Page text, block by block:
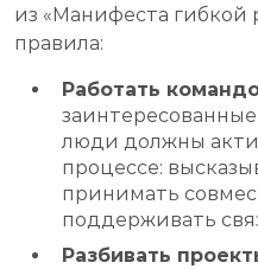
из «Манифеста гибкой
правила:
Работать
люди должны
процессе:
принимать
поддерживать
Разбивать